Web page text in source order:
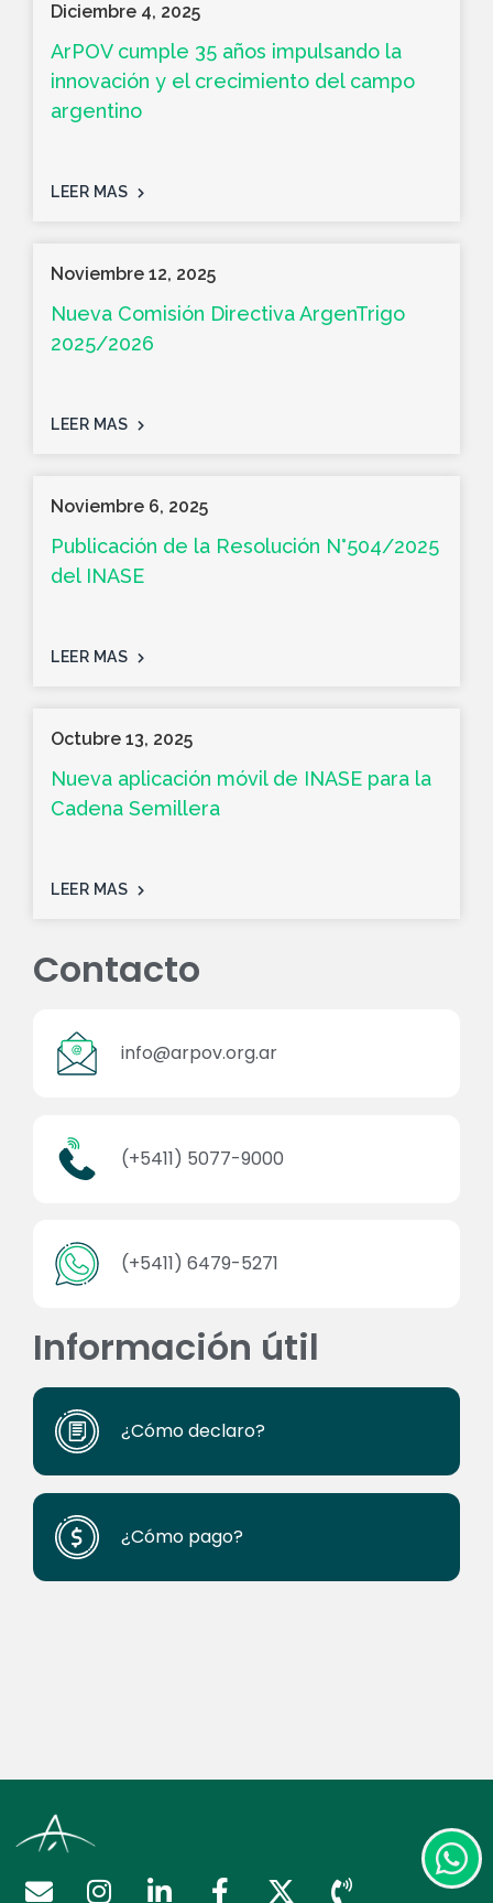
Diciembre 4, 2025
ArPOV cumple 35 años impulsando la
innovación y el crecimiento del campo
argentino
LEER MAS
Noviembre 12, 2025
Nueva Comisión Directiva ArgenTrigo
2025/2026
LEER MAS
Noviembre 6, 2025
Publicación de la Resolución N°504/2025
del INASE
LEER MAS
Octubre 13, 2025
Nueva aplicación móvil de INASE para la
Cadena Semillera
LEER MAS
Contacto
info@arpov.org.ar
(+5411) 5077-9000
(+5411) 6479-5271
Información útil
¿Cómo declaro?
¿Cómo pago?